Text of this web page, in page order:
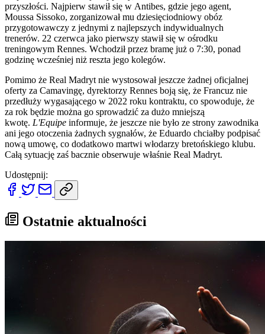
przyszłości. Najpierw stawił się w Antibes, gdzie jego agent,
Moussa Sissoko, zorganizował mu dziesięciodniowy obóz
przygotowawczy z jednymi z najlepszych indywidualnych
trenerów. 22 czerwca jako pierwszy stawił się w ośrodku
treningowym Rennes. Wchodził przez bramę już o 7:30, ponad
godzinę wcześniej niż reszta jego kolegów.
Pomimo że Real Madryt nie wystosował jeszcze żadnej oficjalnej
oferty za Camavingę, dyrektorzy Rennes boją się, że Francuz nie
przedłuży wygasającego w 2022 roku kontraktu, co spowoduje, że
za rok będzie można go sprowadzić za dużo mniejszą
kwotę. L'Equipe informuje, że jeszcze nie było ze strony zawodnika
ani jego otoczenia żadnych sygnałów, że Eduardo chciałby podpisać
nową umowę, co dodatkowo martwi włodarzy bretońskiego klubu.
Całą sytuację zaś bacznie obserwuje właśnie Real Madryt.
Udostępnij:
Ostatnie aktualności